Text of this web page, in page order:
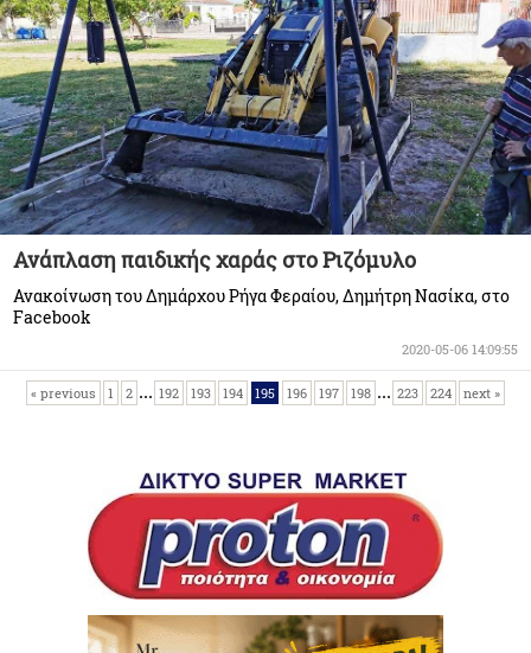
Ανάπλαση παιδικής χαράς στο Ριζόμυλο
Ανακοίνωση του Δημάρχου Ρήγα Φεραίου, Δημήτρη Νασίκα, στο
Facebook
2020-05-06 14:09:55
« previous 1 2 ... 192 193 194 195 196 197 198 ... 223 224 next »